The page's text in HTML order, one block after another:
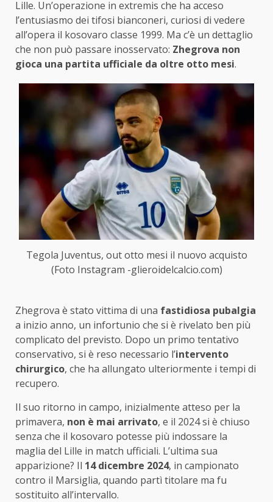
Lille. Un’operazione in extremis che ha acceso
l’entusiasmo dei tifosi bianconeri, curiosi di vedere
all’opera il kosovaro classe 1999. Ma c’è un dettaglio
che non può passare inosservato: Zhegrova non
gioca una partita ufficiale da oltre otto mesi.
Tegola Juventus, out otto mesi il nuovo acquisto
(Foto Instagram -glieroidelcalcio.com)
Zhegrova è stato vittima di una fastidiosa pubalgia
a inizio anno, un infortunio che si è rivelato ben più
complicato del previsto. Dopo un primo tentativo
conservativo, si è reso necessario l’intervento
chirurgico, che ha allungato ulteriormente i tempi di
recupero.
Il suo ritorno in campo, inizialmente atteso per la
primavera, non è mai arrivato, e il 2024 si è chiuso
senza che il kosovaro potesse più indossare la
maglia del Lille in match ufficiali. L’ultima sua
apparizione? Il 14 dicembre 2024, in campionato
contro il Marsiglia, quando partì titolare ma fu
sostituito all’intervallo.